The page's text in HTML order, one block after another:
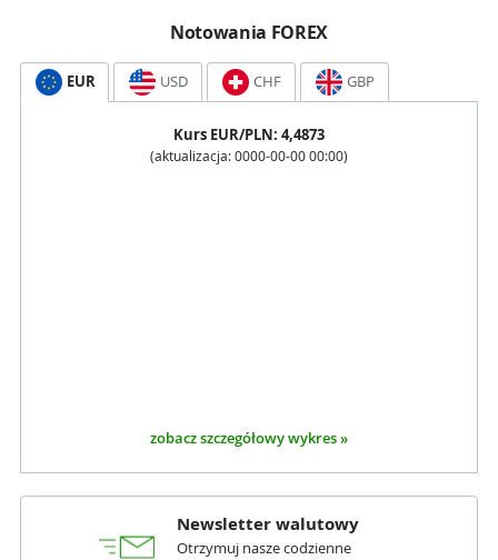
Notowania FOREX
EUR USD CHF GBP
Kurs EUR/PLN: 4,4873
(aktualizacja: 0000-00-00 00:00)
zobacz szczegółowy wykres »
Newsletter walutowy
Otrzymuj nasze codzienne